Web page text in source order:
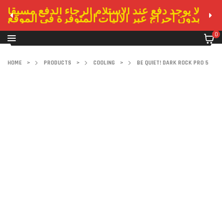
لا يوجد دفع عند الاستلام الرجاء الدفع مسبقا
بدون احراج عبر الاليات المتوفرة في الموقع
0
HOME > PRODUCTS > COOLING > BE QUIET! DARK ROCK PRO 5